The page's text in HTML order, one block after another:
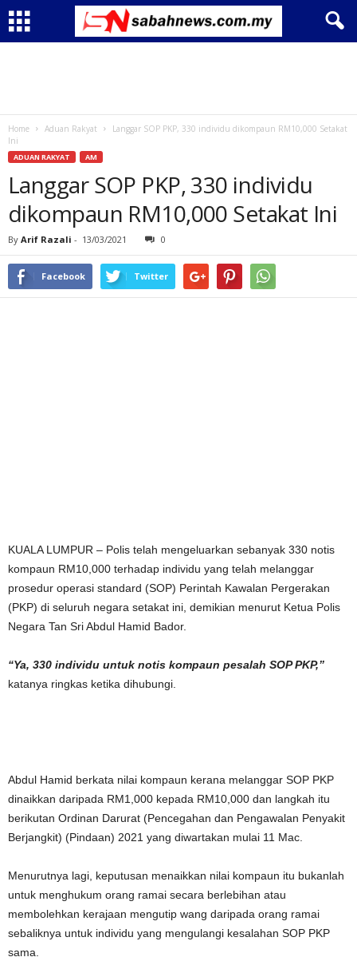
Home Aduan Rakyat
Langgar SOP PKP, 330 individu dikompaun RM10,000 Setakat
Ini
ADUAN RAKYAT AM
Langgar SOP PKP, 330 individu
dikompaun RM10,000 Setakat Ini
By Arif Razali - 13/03/2021 0
Facebook Twitter
KUALA LUMPUR – Polis telah mengeluarkan sebanyak 330 notis
kompaun RM10,000 terhadap individu yang telah melanggar
prosedur operasi standard (SOP) Perintah Kawalan Pergerakan
(PKP) di seluruh negara setakat ini, demikian menurut Ketua Polis
Negara Tan Sri Abdul Hamid Bador.
“Ya, 330 individu untuk notis kompaun pesalah SOP PKP,”
katanya ringkas ketika dihubungi.
Abdul Hamid berkata nilai kompaun kerana melanggar SOP PKP
dinaikkan daripada RM1,000 kepada RM10,000 dan langkah itu
berikutan Ordinan Darurat (Pencegahan dan Pengawalan Penyakit
Berjangkit) (Pindaan) 2021 yang diwartakan mulai 11 Mac.
Menurutnya lagi, keputusan menaikkan nilai kompaun itu bukanlah
untuk menghukum orang ramai secara berlebihan atau
membolehkan kerajaan mengutip wang daripada orang ramai
sebaliknya untuk individu yang mengulangi kesalahan SOP PKP
sama.